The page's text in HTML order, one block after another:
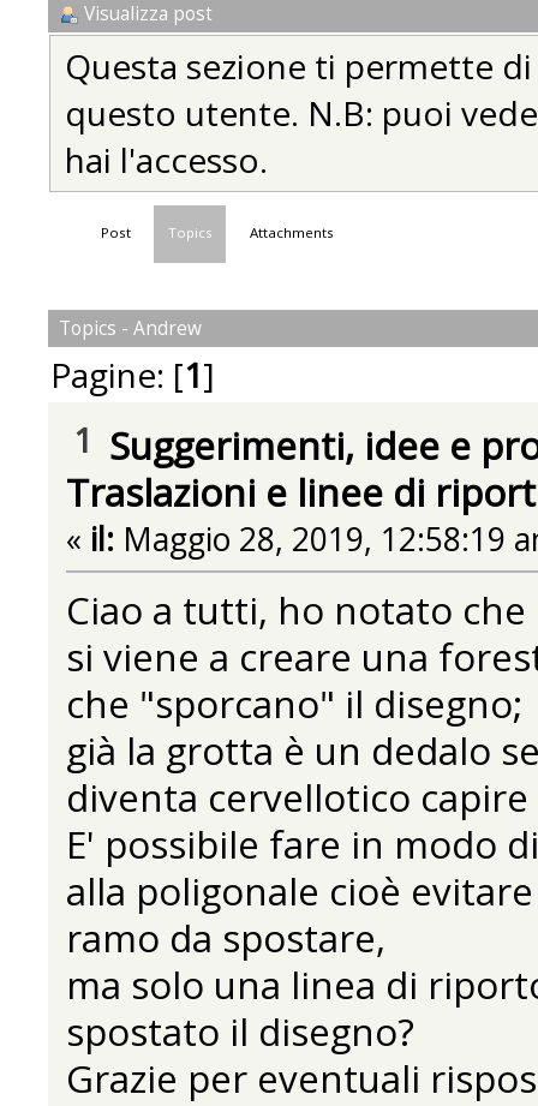
Visualizza post
Questa sezione ti permette
questo utente. N.B: puoi
hai l'accesso.
Post Topics Attachments
Topics - Andrew
Pagine: [1]
1 Suggerimenti, idee e
Traslazioni e linee di
« il: Maggio 28, 2019, 12:58:19
Ciao a tutti, ho notato
si viene a creare una
che "sporcano" il disegno;
già la grotta è un dedalo
diventa cervellotico
E' possibile fare in modo
alla poligonale cioè
ramo da spostare,
ma solo una linea di
spostato il disegno?
Grazie per eventuali